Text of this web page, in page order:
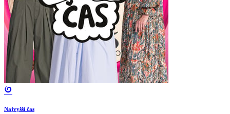
Najvyšší čas